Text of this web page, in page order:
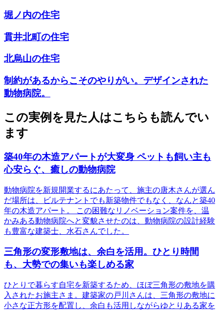
堀ノ内の住宅
貫井北町の住宅
北烏山の住宅
制約があるからこそのやりがい。デザインされた
動物病院。
この実例を見た人はこちらも読んでい
ます
築40年の木造アパートが大変身 ペットも飼い主も
心安らぐ、癒しの動物病院
動物病院を新規開業するにあたって、施主の唐木さんが選ん
だ場所は、ビルテナントでも新築物件でもなく、なんと築40
年の木造アパート。 この困難なリノベーション案件を、温
かみある動物病院へと変貌させたのは、動物病院の設計経験
も豊富な建築士、水石さんでした。
三角形の変形敷地は、余白を活用。ひとり時間
も、大勢での集いも楽しめる家
ひとりで暮らす自宅を新築するため、ほぼ三角形の敷地を購
入されたお施主さま。建築家の戸川さんは、三角形の敷地に
小さな正方形を配置し、余白も活用しながらゆとりある家を